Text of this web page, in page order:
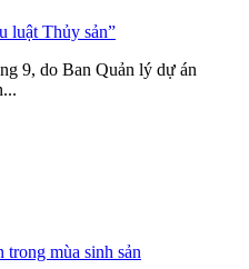
luật Thủy sản”
9, do Ban Quản lý dự án
mùa sinh sản